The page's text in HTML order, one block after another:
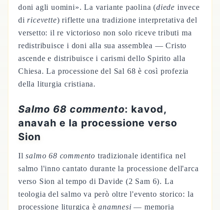
doni agli uomini». La variante paolina (diede invece
di ricevette) riflette una tradizione interpretativa del
versetto: il re victorioso non solo riceve tributi ma
redistribuisce i doni alla sua assemblea — Cristo
ascende e distribuisce i carismi dello Spirito alla
Chiesa. La processione del Sal 68 è così profezia
della liturgia cristiana.
Salmo 68 commento: kavod,
anavah e la processione verso
Sion
Ilsalmo 68 commento tradizionale identifica nel
salmo l'inno cantato durante la processione dell'arca
verso Sion al tempo di Davide (2 Sam 6). La
teologia del salmo va però oltre l'evento storico: la
processione liturgica èanamnesi — memoria